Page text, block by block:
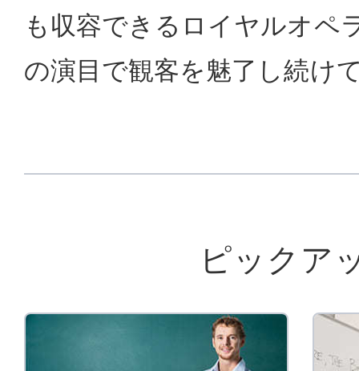
も収容できるロイヤルオペ
の演目で観客を魅了し続け
ピックア